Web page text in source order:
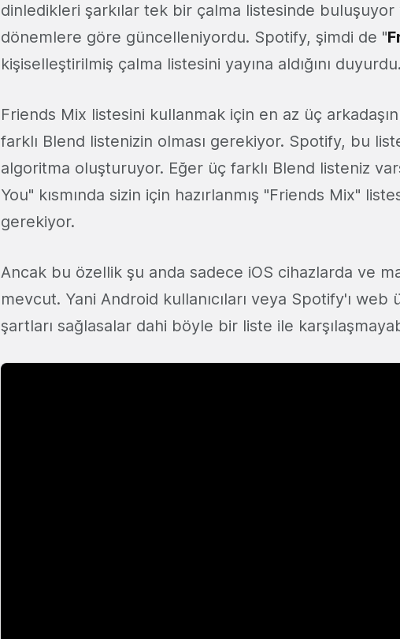
dinledikleri şarkılar tek bir çalma listesinde
dönemlere göre güncelleniyordu. Spotify, şimdi de "
kişiselleştirilmiş çalma listesini yayına aldığını duyurdu.
Friends Mix listesini kullanmak için en az üç
farklı Blend listenizin olması gerekiyor. Spotify, bu
algoritma oluşturuyor. Eğer üç farklı Blend listeniz
You" kısmında sizin için hazırlanmış "Friends Mix"
gerekiyor.
Ancak bu özellik şu anda sadece iOS cihazlarda ve
mevcut. Yani Android kullanıcıları veya Spotify'ı
şartları sağlasalar dahi böyle bir liste ile